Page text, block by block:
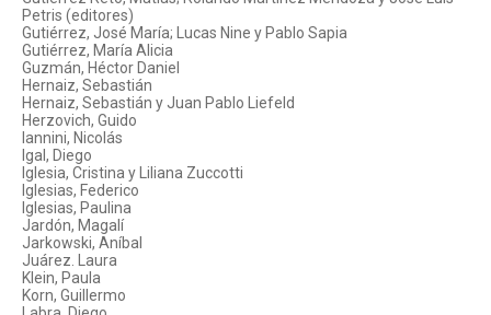
Petris (editores)
Gutiérrez, José María; Lucas Nine y Pablo Sapia
Gutiérrez, María Alicia
Guzmán, Héctor Daniel
Hernaiz, Sebastián
Hernaiz, Sebastián y Juan Pablo Liefeld
Herzovich, Guido
Iannini, Nicolás
Igal, Diego
Iglesia, Cristina y Liliana Zuccotti
Iglesias, Federico
Iglesias, Paulina
Jardón, Magalí
Jarkowski, Aníbal
Juárez. Laura
Klein, Paula
Korn, Guillermo